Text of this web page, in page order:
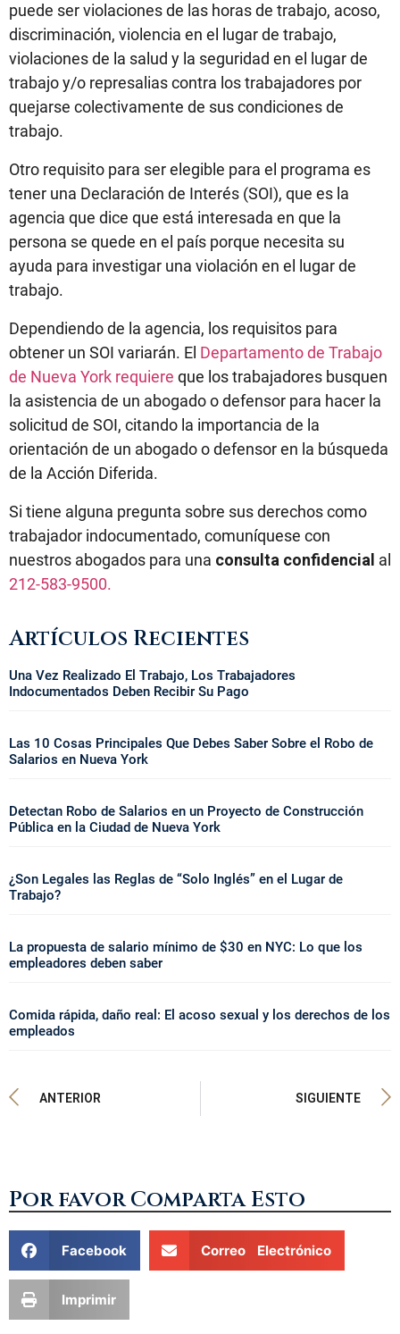
puede ser violaciones de las horas de trabajo, acoso,
discriminación, violencia en el lugar de trabajo,
violaciones de la salud y la seguridad en el lugar de
trabajo y/o represalias contra los trabajadores por
quejarse colectivamente de sus condiciones de
trabajo.
Otro requisito para ser elegible para el programa es
tener una Declaración de Interés (SOI), que es la
agencia que dice que está interesada en que la
persona se quede en el país porque necesita su
ayuda para investigar una violación en el lugar de
trabajo.
Dependiendo de la agencia, los requisitos para
obtener un SOI variarán. El Departamento de Trabajo
de Nueva York requiere que los trabajadores busquen
la asistencia de un abogado o defensor para hacer la
solicitud de SOI, citando la importancia de la
orientación de un abogado o defensor en la búsqueda
de la Acción Diferida.
Si tiene alguna pregunta sobre sus derechos como
trabajador indocumentado, comuníquese con
nuestros abogados para una consulta confidencial al
212-583-9500.
Artículos Recientes
Una Vez Realizado El Trabajo, Los Trabajadores
Indocumentados Deben Recibir Su Pago
Las 10 Cosas Principales Que Debes Saber Sobre el Robo de
Salarios en Nueva York
Detectan Robo de Salarios en un Proyecto de Construcción
Pública en la Ciudad de Nueva York
¿Son Legales las Reglas de “Solo Inglés” en el Lugar de
Trabajo?
La propuesta de salario mínimo de $30 en NYC: Lo que los
empleadores deben saber
Comida rápida, daño real: El acoso sexual y los derechos de los
empleados
ANTERIOR SIGUIENTE
Por favor Comparta Esto
Facebook Correo Electrónico
Imprimir